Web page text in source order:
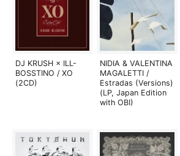
DJ KRUSH × ILL-
BOSSTINO / XO
(2CD)
NIDIA & VALENTINA
MAGALETTI /
Estradas (Versions)
(LP, Japan Edition
with OBI)